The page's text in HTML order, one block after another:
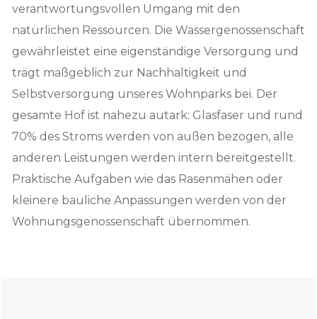
verantwortungsvollen Umgang mit den
natürlichen Ressourcen. Die Wassergenossenschaft
gewährleistet eine eigenständige Versorgung und
trägt maßgeblich zur Nachhaltigkeit und
Selbstversorgung unseres Wohnparks bei. Der
gesamte Hof ist nahezu autark: Glasfaser und rund
70% des Stroms werden von außen bezogen, alle
anderen Leistungen werden intern bereitgestellt.
Praktische Aufgaben wie das Rasenmähen oder
kleinere bauliche Anpassungen werden von der
Wohnungsgenossenschaft übernommen.